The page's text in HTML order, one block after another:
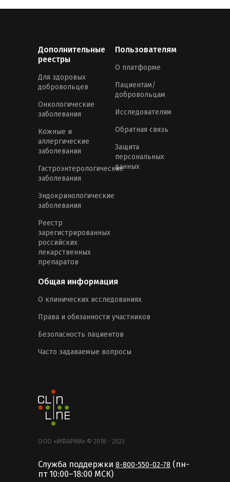
Дополнительные
реестры
Для здоровых
добровольцев
Онкологические
заболевания
Кожные и
аллергические
заболевания
Гастроэнтерологические
заболевания
Эндокринологические
заболевания
Реестр
зарегистрированных
российских
лекарственных
препаратов
Пользователям
О платформе
Пациентам/
добровольцам
Исследователям
Обратная связь
Защита
персональных
данных
Общая информация
О клинических исследованиях
Права и обязанности участников
Безопасность пациентов
Часто задаваемые вопросы
ООО «ИФАРМА» © 2018 - 2023
Служба поддержки 8-800-550-02-78 (пн-
пт 10:00–18:00 MCК)